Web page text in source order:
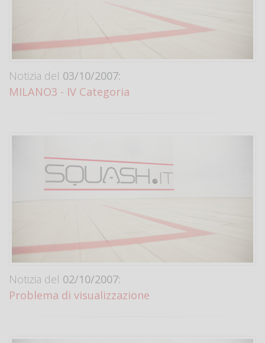
Notizia del 03/10/2007:
MILANO3 - IV Categoria
Notizia del 02/10/2007:
Problema di visualizzazione